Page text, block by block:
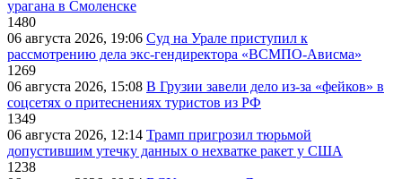
урагана в Смоленске
1480
06 августа 2026, 19:06 Суд на Урале приступил к
рассмотрению дела экс-гендиректора «ВСМПО-Ависма»
1269
06 августа 2026, 15:08 В Грузии завели дело из-за «фейков» в
соцсетях о притеснениях туристов из РФ
1349
06 августа 2026, 12:14 Трамп пригрозил тюрьмой
допустившим утечку данных о нехватке ракет у США
1238